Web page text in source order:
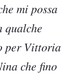
mi possa
qualche
per Vittoria
che fino